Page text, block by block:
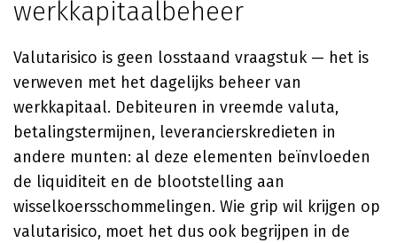
werkkapitaalbeheer
Valutarisico is geen losstaand vraagstuk — het is
verweven met het dagelijks beheer van
werkkapitaal. Debiteuren in vreemde valuta,
betalingstermijnen, leverancierskredieten in
andere munten: al deze elementen beïnvloeden
de liquiditeit en de blootstelling aan
wisselkoersschommelingen. Wie grip wil krijgen op
valutarisico, moet het dus ook begrijpen in de